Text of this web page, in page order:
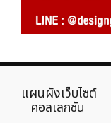
แผนผังเว็บไซต์
คอลเลกชัน